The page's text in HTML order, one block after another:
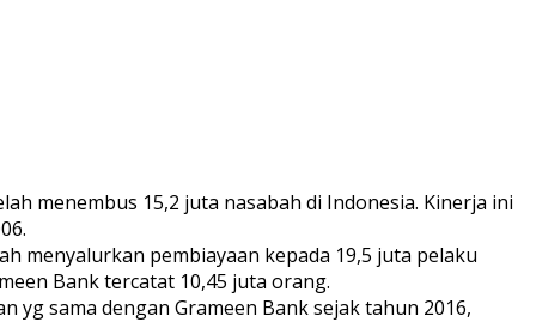
menembus 15,2 juta nasabah di Indonesia. Kinerja ini
menyalurkan pembiayaan kepada 19,5 juta pelaku
Bank tercatat 10,45 juta orang.
yg sama dengan Grameen Bank sejak tahun 2016,